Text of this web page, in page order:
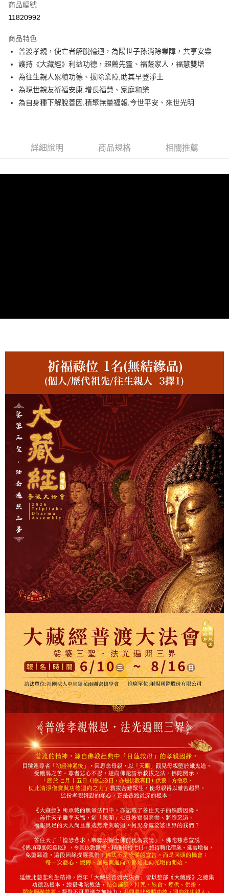
Apple Pay
運送方式
海外無結緣品法會免運 (不寄送出貨明細)
免運費
商品編號
11820992
商品特色
普渡孝親，使亡者解脫輪迴，為陽世子孫消除業障，共享安樂
護持《大藏經》利益功德，超薦先靈、福蔭家人，福慧雙增
為往生親人累積功德、拔除業障,助其早登淨土
為現世親友祈福安康,增長福慧、家庭和樂
為自身種下解脫善因,積聚無量福報,今世平安、來世光明
詳細說明 商品規格 相關推薦